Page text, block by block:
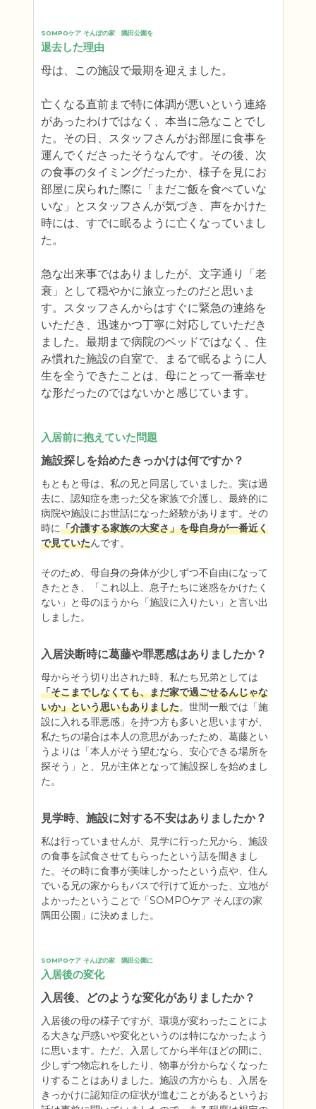
SOMPOケア そんぽの家　隅田公園を
退去した理由
母は、この施設で最期を迎えました。
亡くなる直前まで特に体調が悪いという連絡
があったわけではなく、本当に急なことでし
た。その日、スタッフさんがお部屋に食事を
運んでくださったそうなんです。その後、次
の食事のタイミングだったか、様子を見にお
部屋に戻られた際に「まだご飯を食べていな
いな」とスタッフさんが気づき、声をかけた
時には、すでに眠るように亡くなっていまし
た。
急な出来事ではありましたが、文字通り「老
衰」として穏やかに旅立ったのだと思いま
す。スタッフさんからはすぐに緊急の連絡を
いただき、迅速かつ丁寧に対応していただき
ました。最期まで病院のベッドではなく、住
み慣れた施設の自室で、まるで眠るように人
生を全うできたことは、母にとって一番幸せ
な形だったのではないかと感じています。
入居前に抱えていた問題
施設探しを始めたきっかけは何ですか？
もともと母は、私の兄と同居していました。実は過
去に、認知症を患った父を家族で介護し、最終的に
病院や施設にお世話になった経験があります。その
時に「介護する家族の大変さ」を母自身が一番近く
で見ていたんです。
そのため、母自身の身体が少しずつ不自由になって
きたとき、「これ以上、息子たちに迷惑をかけたく
ない」と母のほうから「施設に入りたい」と言い出
しました。
入居決断時に葛藤や罪悪感はありましたか？
母からそう切り出された時、私たち兄弟としては
「そこまでしなくても、まだ家で過ごせるんじゃな
いか」という思いもありました。世間一般では「施
設に入れる罪悪感」を持つ方も多いと思いますが、
私たちの場合は本人の意思があったため、葛藤とい
うよりは「本人がそう望むなら、安心できる場所を
探そう」と、兄が主体となって施設探しを始めまし
た。
見学時、施設に対する不安はありましたか？
私は行っていませんが、見学に行った兄から、施設
の食事を試食させてもらったという話を聞きまし
た。その時に食事が美味しかったという点や、住ん
でいる兄の家からもバスで行けて近かった、立地が
よかったということで「SOMPOケア そんぽの家
隅田公園」に決めました。
SOMPOケア そんぽの家　隅田公園に
入居後の変化
入居後、どのような変化がありましたか？
入居後の母の様子ですが、環境が変わったことによ
る大きな戸惑いや変化というのは特になかったよう
に思います。ただ、入居してから半年ほどの間に、
少しずつ物忘れをしたり、物事が分からなくなった
りすることはありました。施設の方からも、入居を
きっかけに認知症の症状が進むことがあるというお